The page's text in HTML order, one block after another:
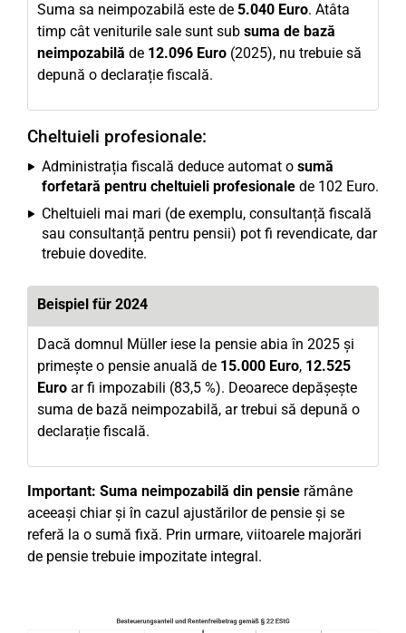
Suma sa neimpozabilă este de 5.040 Euro. Atâta
timp cât veniturile sale sunt sub suma de bază
neimpozabilă de 12.096 Euro (2025), nu trebuie să
depună o declarație fiscală.
Cheltuieli profesionale:
Administrația fiscală deduce automat o sumă
forfetară pentru cheltuieli profesionale de 102 Euro.
Cheltuieli mai mari (de exemplu, consultanță fiscală
sau consultanță pentru pensii) pot fi revendicate, dar
trebuie dovedite.
Beispiel für 2024
Dacă domnul Müller iese la pensie abia în 2025 și
primește o pensie anuală de 15.000 Euro, 12.525
Euro ar fi impozabili (83,5 %). Deoarece depășește
suma de bază neimpozabilă, ar trebui să depună o
declarație fiscală.
Important: Suma neimpozabilă din pensie rămâne
aceeași chiar și în cazul ajustărilor de pensie și se
referă la o sumă fixă. Prin urmare, viitoarele majorări
de pensie trebuie impozitate integral.